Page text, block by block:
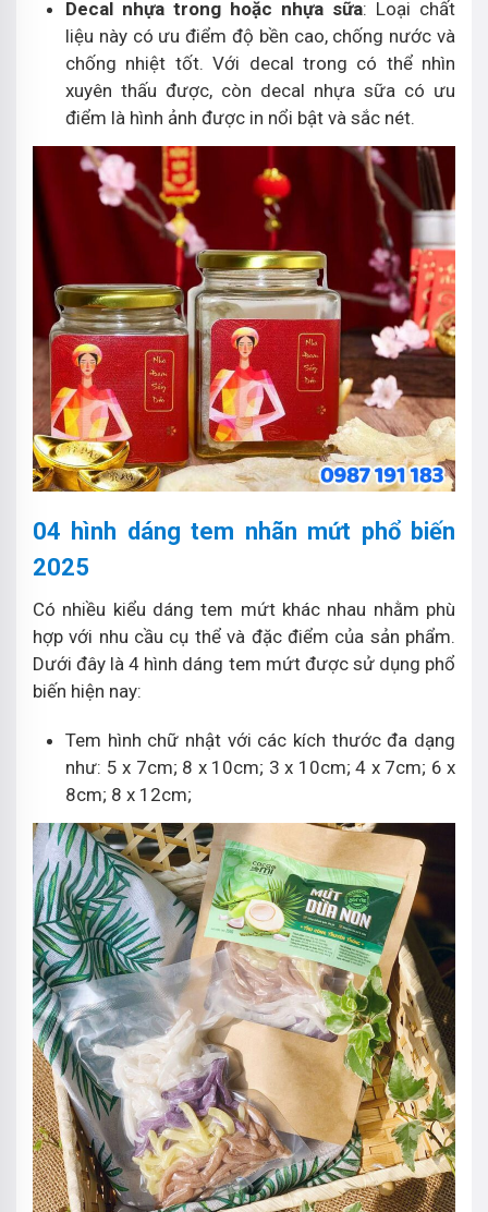
Decal nhựa trong hoặc nhựa sữa: Loại chất
liệu này có ưu điểm độ bền cao, chống nước và
chống nhiệt tốt. Với decal trong có thể nhìn
xuyên thấu được, còn decal nhựa sữa có ưu
điểm là hình ảnh được in nổi bật và sắc nét.
04 hình dáng tem nhãn mứt phổ biến
2025
Có nhiều kiểu dáng tem mứt khác nhau nhằm phù
hợp với nhu cầu cụ thể và đặc điểm của sản phẩm.
Dưới đây là 4 hình dáng tem mứt được sử dụng phổ
biến hiện nay:
Tem hình chữ nhật với các kích thước đa dạng
như: 5 x 7cm; 8 x 10cm; 3 x 10cm; 4 x 7cm; 6 x
8cm; 8 x 12cm;